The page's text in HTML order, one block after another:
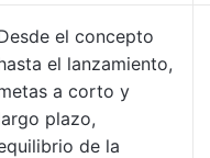
el concepto
el lanzamiento,
a corto y
plazo,
de la